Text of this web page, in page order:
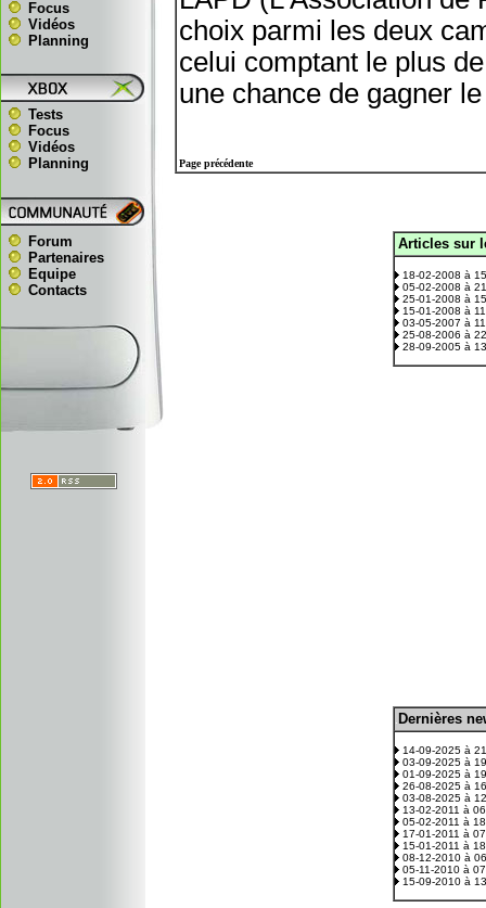
Focus
Vidéos
Planning
Tests
Focus
Vidéos
Planning
Forum
Partenaires
Equipe
Contacts
choix parmi les deux
celui comptant le plus
une chance de gagner
Page précédente
Articles sur
18-02-2008 à
05-02-2008 à
25-01-2008 à
15-01-2008 à
03-05-2007 à
25-08-2006 à
28-09-2005 à
Dernières
14-09-2025 à
03-09-2025 à
01-09-2025 à
26-08-2025 à
03-08-2025 à
13-02-2011 à
05-02-2011 à
17-01-2011 à
15-01-2011 à
08-12-2010 à
05-11-2010 à
15-09-2010 à